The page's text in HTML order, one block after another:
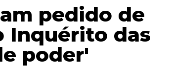
pedido de
Inquérito das
poder'